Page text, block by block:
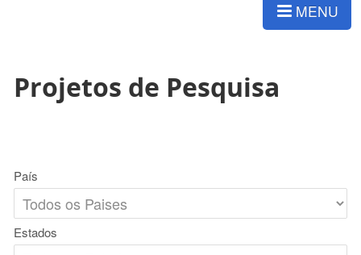
MENU
Projetos de Pesquisa
País
Estados